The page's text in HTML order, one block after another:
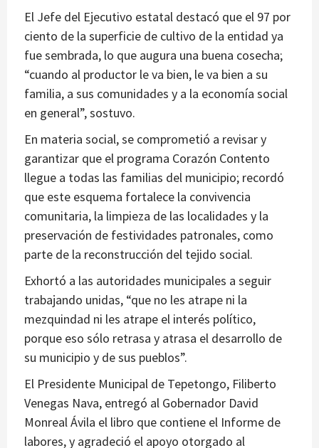
El Jefe del Ejecutivo estatal destacó que el 97 por
ciento de la superficie de cultivo de la entidad ya
fue sembrada, lo que augura una buena cosecha;
“cuando al productor le va bien, le va bien a su
familia, a sus comunidades y a la economía social
en general”, sostuvo.
En materia social, se comprometió a revisar y
garantizar que el programa Corazón Contento
llegue a todas las familias del municipio; recordó
que este esquema fortalece la convivencia
comunitaria, la limpieza de las localidades y la
preservación de festividades patronales, como
parte de la reconstrucción del tejido social.
Exhortó a las autoridades municipales a seguir
trabajando unidas, “que no les atrape ni la
mezquindad ni les atrape el interés político,
porque eso sólo retrasa y atrasa el desarrollo de
su municipio y de sus pueblos”.
El Presidente Municipal de Tepetongo, Filiberto
Venegas Nava, entregó al Gobernador David
Monreal Ávila el libro que contiene el Informe de
labores, y agradeció el apoyo otorgado al